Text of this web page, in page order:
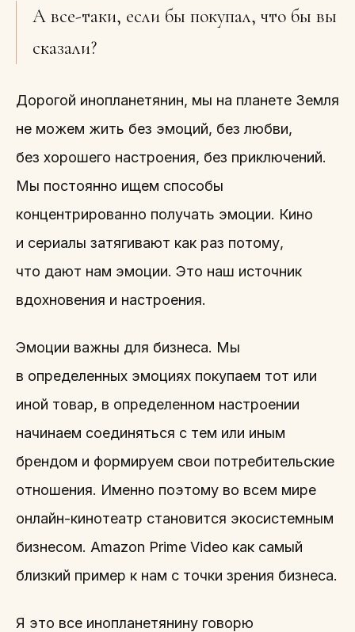
А все-таки, если бы покупал, что бы вы
сказали?
Дорогой инопланетянин, мы на планете Земля
не можем жить без эмоций, без любви,
без хорошего настроения, без приключений.
Мы постоянно ищем способы
концентрированно получать эмоции. Кино
и сериалы затягивают как раз потому,
что дают нам эмоции. Это наш источник
вдохновения и настроения.
Эмоции важны для бизнеса. Мы
в определенных эмоциях покупаем тот или
иной товар, в определенном настроении
начинаем соединяться с тем или иным
брендом и формируем свои потребительские
отношения. Именно поэтому во всем мире
онлайн-кинотеатр становится экосистемным
бизнесом. Amazon Prime Video как самый
близкий пример к нам с точки зрения бизнеса.
Я это все инопланетянину говорю